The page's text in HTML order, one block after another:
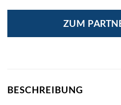
war:
2,39 €
ist:
ZUM
BESCHREIBUNG